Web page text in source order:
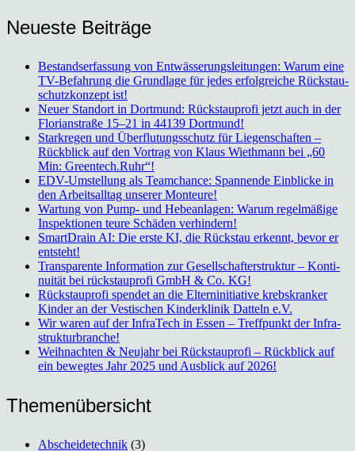
Neu­es­te Bei­trä­ge
Bestands­er­fas­sung von Ent­wäs­se­rungs­lei­tun­gen: War­um eine
TV-Befah­rung die Grund­la­ge für jedes erfolg­rei­che Rückstau­
schutz­kon­zept ist!
Neu­er Stand­ort in Dort­mund: Rück­stau­pro­fi jetzt auch in der
Flo­ri­an­stra­ße 15–21 in 44139 Dort­mund!
Stark­re­gen und Über­flu­tungs­schutz für Lie­gen­schaf­ten –
Rück­blick auf den Vor­trag von Klaus Wieth­mann bei „60
Min: Greentech.Ruhr“!
EDV-Umstel­lung als Team­chan­ce: Span­nen­de Ein­bli­cke in
den Arbeits­all­tag unse­rer Mon­teu­re!
War­tung von Pump- und Hebe­an­la­gen: War­um regel­mä­ßi­ge
Inspek­tio­nen teu­re Schä­den ver­hin­dern!
Smart­Drain AI: Die ers­te KI, die Rück­stau erkennt, bevor er
ent­steht!
Trans­pa­ren­te Infor­ma­ti­on zur Gesell­schaf­ter­struk­tur – Kon­ti­
nui­tät bei rück­stau­pro­fi GmbH & Co. KG!
Rück­stau­pro­fi spen­det an die Eltern­in­itia­ti­ve krebs­kran­ker
Kin­der an der Ves­ti­schen Kin­der­kli­nik Dat­teln e.V.
Wir waren auf der Infra­Tech in Essen – Treff­punkt der Infra­
struk­tur­bran­che!
Weih­nach­ten & Neu­jahr bei Rück­stau­pro­fi – Rück­blick auf
ein beweg­tes Jahr 2025 und Aus­blick auf 2026!
The­men­über­sicht
Abscheidetechnik (3)